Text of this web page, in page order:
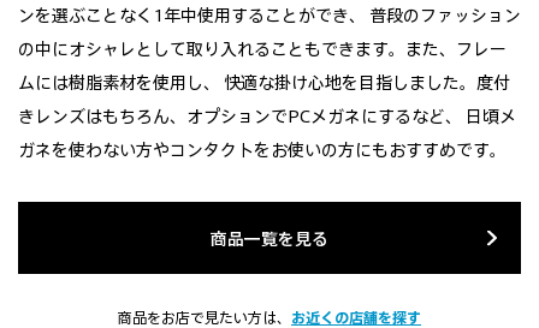
ンを選ぶことなく1年中使用することができ、
普段のファッション
の中にオシャレとして取り入れることもできます。また、フレー
ムには樹脂素材を使用し、
快適な掛け心地を目指しました。度付
きレンズはもちろん、オプションでPCメガネにするなど、
日頃メ
ガネを使わない方やコンタクトをお使いの方にもおすすめです。
商品一覧を見る
商品をお店で見たい方は、 お近くの店舗を探す